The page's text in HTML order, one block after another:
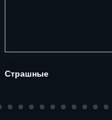
Страшные